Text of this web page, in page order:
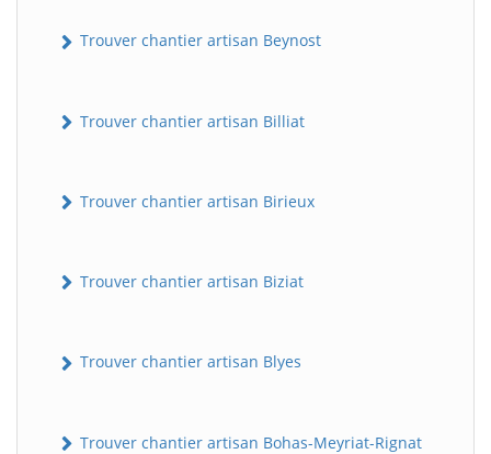
Trouver chantier artisan Beynost
Trouver chantier artisan Billiat
Trouver chantier artisan Birieux
Trouver chantier artisan Biziat
Trouver chantier artisan Blyes
Trouver chantier artisan Bohas-Meyriat-Rignat